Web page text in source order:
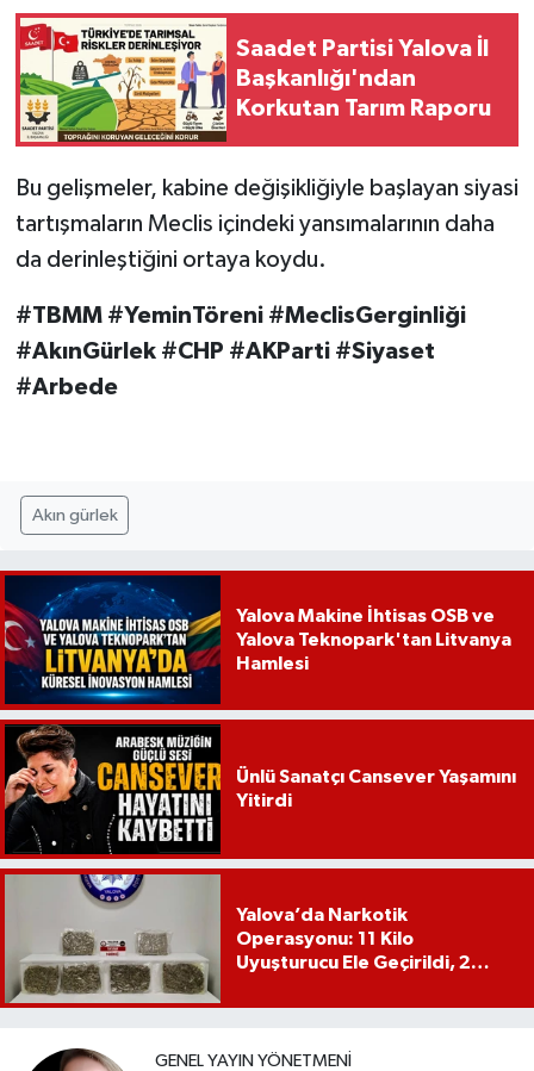
Saadet Partisi Yalova İl
Başkanlığı'ndan
Korkutan Tarım Raporu
Bu gelişmeler, kabine değişikliğiyle başlayan siyasi
tartışmaların Meclis içindeki yansımalarının daha
da derinleştiğini ortaya koydu.
#TBMM #YeminTöreni #MeclisGerginliği
#AkınGürlek #CHP #AKParti #Siyaset
#Arbede
Akın gürlek
Yalova Makine İhtisas OSB ve
Yalova Teknopark'tan Litvanya
Hamlesi
Ünlü Sanatçı Cansever Yaşamını
Yitirdi
Yalova’da Narkotik
Operasyonu: 11 Kilo
Uyuşturucu Ele Geçirildi, 2
GENEL YAYIN YÖNETMENI